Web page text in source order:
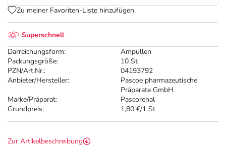
Superschnell
Darreichungsform:
Ampullen
Packungsgröße:
10 St
PZN/Art.Nr.:
04193792
Anbieter/Hersteller:
Pascoe pharmazeutische
Präparate GmbH
Marke/Präparat:
Pascorenal
Grundpreis:
1,80 €/1 St
Zu meiner Favoriten-Liste hinzufügen
Zur Artikelbeschreibung